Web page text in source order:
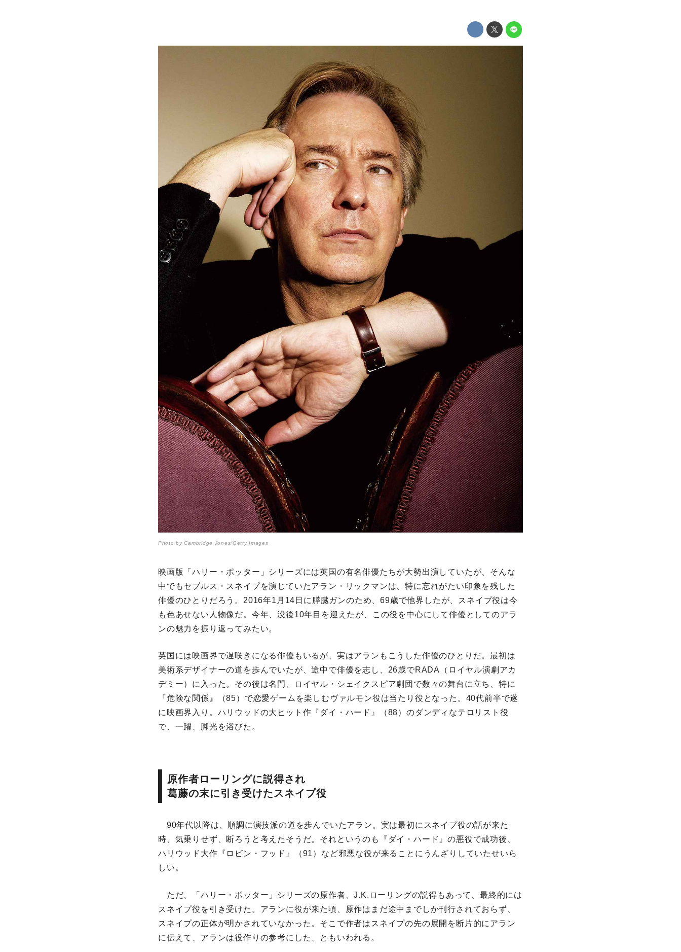
Photo by Cambridge Jones/Getty Images
映画版「ハリー・ポッター」シリーズには英国の有名俳優たちが大勢出演していたが、そんな
中でもセブルス・スネイプを演じていたアラン・リックマンは、特に忘れがたい印象を残した
俳優のひとりだろう。2016年1月14日に膵臓ガンのため、69歳で他界したが、スネイプ役は今
も色あせない人物像だ。今年、没後10年目を迎えたが、この役を中心にして俳優としてのアラ
ンの魅力を振り返ってみたい。
英国には映画界で遅咲きになる俳優もいるが、実はアランもこうした俳優のひとりだ。最初は
美術系デザイナーの道を歩んでいたが、途中で俳優を志し、26歳でRADA（ロイヤル演劇アカ
デミー）に入った。その後は名門、ロイヤル・シェイクスピア劇団で数々の舞台に立ち、特に
『危険な関係』（85）で恋愛ゲームを楽しむヴァルモン役は当たり役となった。40代前半で遂
に映画界入り。ハリウッドの大ヒット作『ダイ・ハード』（88）のダンディなテロリスト役
で、一躍、脚光を浴びた。
原作者ローリングに説得され
葛藤の末に引き受けたスネイプ役
90年代以降は、順調に演技派の道を歩んでいたアラン。実は最初にスネイプ役の話が来た
時、気乗りせず、断ろうと考えたそうだ。それというのも『ダイ・ハード』の悪役で成功後、
ハリウッド大作『ロビン・フッド』（91）など邪悪な役が来ることにうんざりしていたせいら
しい。
ただ、「ハリー・ポッター」シリーズの原作者、J.K.ローリングの説得もあって、最終的には
スネイプ役を引き受けた。アランに役が来た頃、原作はまだ途中までしか刊行されておらず、
スネイプの正体が明かされていなかった。そこで作者はスネイプの先の展開を断片的にアラン
に伝えて、アランは役作りの参考にした、ともいわれる。